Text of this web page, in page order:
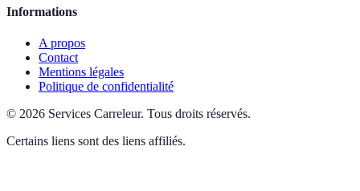
Informations
A propos
Contact
Mentions légales
Politique de confidentialité
© 2026 Services Carreleur. Tous droits réservés.
Certains liens sont des liens affiliés.